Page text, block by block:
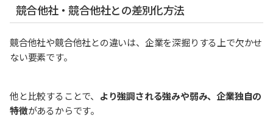
競合他社・競合他社との差別化方法
競合他社や競合他社との違いは、企業を深掘りする上で欠かせ
ない要素です。
他と比較することで、 より強調される強みや弱み、企業独自の
特徴があるからです。